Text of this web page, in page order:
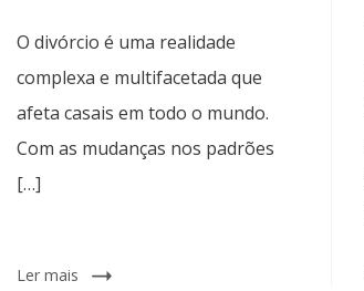
O divórcio é uma realidade
complexa e multifacetada que
afeta casais em todo o mundo.
Com as mudanças nos padrões
[…]
Ler mais